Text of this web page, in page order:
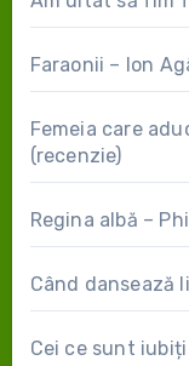
Faraonii – Ion
Femeia care
(recenzie)
Regina albă –
Când dansează
Cei ce sunt